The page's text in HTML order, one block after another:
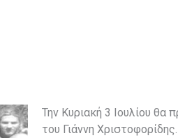
Την Κυριακή 3 Ιουλίου θα
του Γιάννη